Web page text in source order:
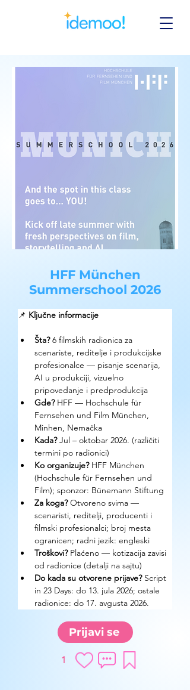
HFF München
Summerschool 2026
📌 Ključne informacije
Šta? 6 filmskih radionica za
scenariste, reditelje i produkcijske
profesionalce — pisanje scenarija,
AI u produkciji, vizuelno
pripovedanje i predprodukcija
Gde? HFF — Hochschule für
Fernsehen und Film München,
Minhen, Nemačka
Kada? Jul – oktobar 2026. (različiti
termini po radionici)
Ko organizuje? HFF München
(Hochschule für Fernsehen und
Film); sponzor: Bünemann Stiftung
Za koga? Otvoreno svima —
scenaristi, reditelji, producenti i
filmski profesionalci; broj mesta
ogranicen; radni jezik: engleski
Troškovi? Plaćeno — kotizacija zavisi
od radionice (detalji na sajtu)
Do kada su otvorene prijave? Script
in 23 Days: do 13. jula 2026; ostale
radionice: do 17. avgusta 2026.
Prijavi se
1